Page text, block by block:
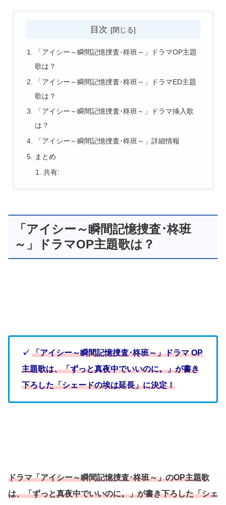
目次
「アイシー～瞬間記憶捜査･柊班～」ドラマOP主題
歌は？
「アイシー～瞬間記憶捜査･柊班～」ドラマED主題
歌は？
「アイシー～瞬間記憶捜査･柊班～」ドラマ挿入歌
は？
「アイシー～瞬間記憶捜査･柊班～」詳細情報
まとめ
共有:
「アイシー～瞬間記憶捜査･柊班
～」ドラマOP主題歌は？
✓ 「アイシー～瞬間記憶捜査･柊班～」ドラマ OP
主題歌は、「ずっと真夜中でいいのに。」が書き
下ろした「シェードの埃は延長」に決定！
ドラマ「アイシー～瞬間記憶捜査･柊班～」のOP主題歌
は、「ずっと真夜中でいいのに。」が書き下ろした「シェ